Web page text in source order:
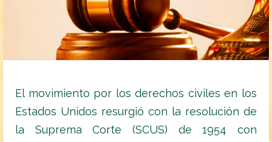
El movimiento por los derechos civiles en los
Estados Unidos resurgió con la resolución de
la Suprema Corte (SCUS) de 1954 con